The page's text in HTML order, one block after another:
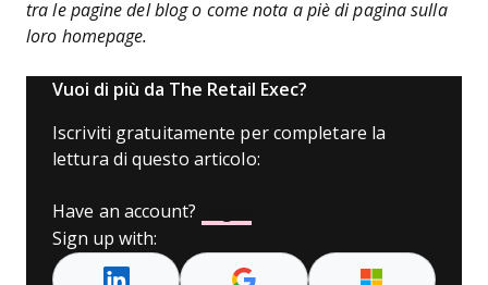
tra le pagine del blog o come nota a piè di pagina sulla
loro homepage.
Vuoi di più da The Retail Exec?
Iscriviti gratuitamente per completare la
lettura di questo articolo:
Have an account?
Sign up with: